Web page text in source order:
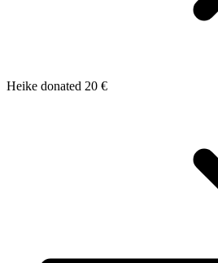
Heike donated 20 €